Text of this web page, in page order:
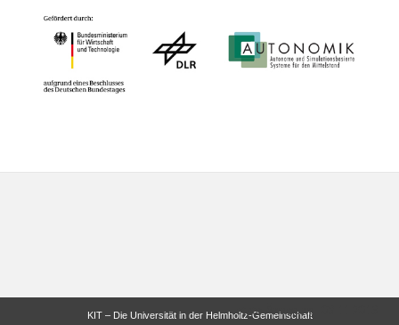
letzte Änderung: 08.11.2013
KIT – Die Universität in der Helmholtz-Gemeinschaft